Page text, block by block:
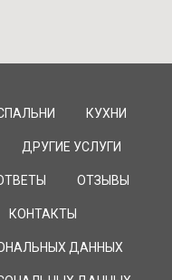
КУХНИ
ДРУГИЕ УСЛУГИ
ОТЗЫВЫ
КОНТАКТЫ
ДАННЫХ